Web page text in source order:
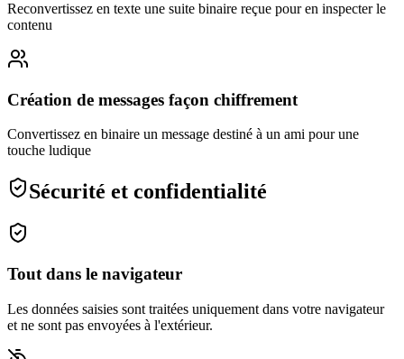
Reconvertissez en texte une suite binaire reçue pour en inspecter le
contenu
Création de messages façon chiffrement
Convertissez en binaire un message destiné à un ami pour une
touche ludique
Sécurité et confidentialité
Tout dans le navigateur
Les données saisies sont traitées uniquement dans votre navigateur
et ne sont pas envoyées à l'extérieur.